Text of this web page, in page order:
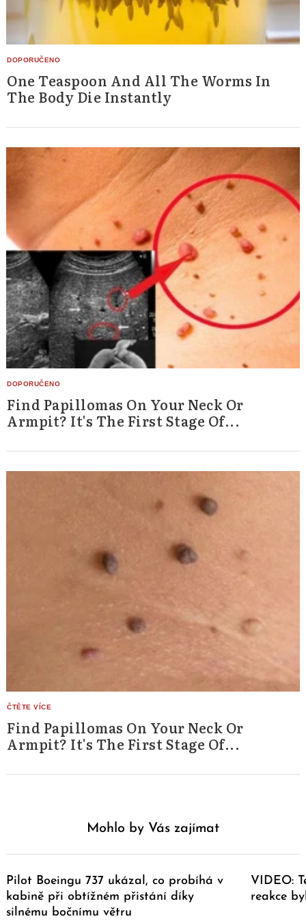
One Teaspoon And All The Worms In
The Body Die Instantly
Find Papillomas On Your Neck Or
Armpit? It's The First Stage Of...
Find Papillomas On Your Neck Or
Armpit? It's The First Stage Of...
Mohlo by Vás zajímat
Pilot Boeingu 737 ukázal, co probíhá v
kabině při obtížném přistání díky
silnému bočnímu větru
VIDEO:
reakce